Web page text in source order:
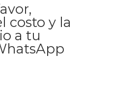
costo y la
a tu